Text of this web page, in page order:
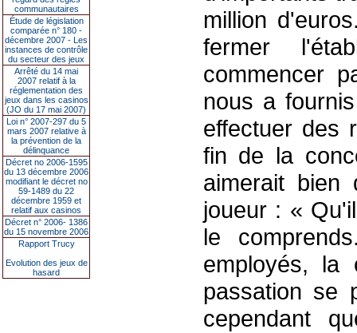
communautaires
Étude de législation
comparée n° 180 -
décembre 2007 - Les
instances de contrôle
du secteur des jeux
Arrêté du 14 mai
2007 relatif à la
réglementation des
jeux dans les casinos
(JO du 17 mai 2007)
Loi n° 2007-297 du 5
mars 2007 relative à
la prévention de la
délinquance
Décret no 2006-1595
du 13 décembre 2006
modifiant le décret no
59-1489 du 22
décembre 1959 et
relatif aux casinos
Décret n° 2006- 1386
du 15 novembre 2006
Rapport Trucy
Evolution des jeux de
hasard
million
fermer
commencer
nous a
effectuer des
fin de la
aimerait bien
joueur : «
le
employés, la
passation se
cependant